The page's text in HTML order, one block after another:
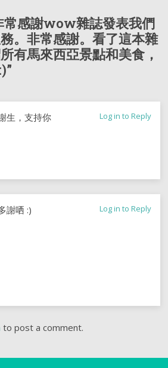
常感謝wow雜誌發表我們
。非常感謝。看了這本雜
有馬來西亞景點和美食，
生，支持你 Log in to Reply
謝哂 :) Log in to Reply
to post a comment.